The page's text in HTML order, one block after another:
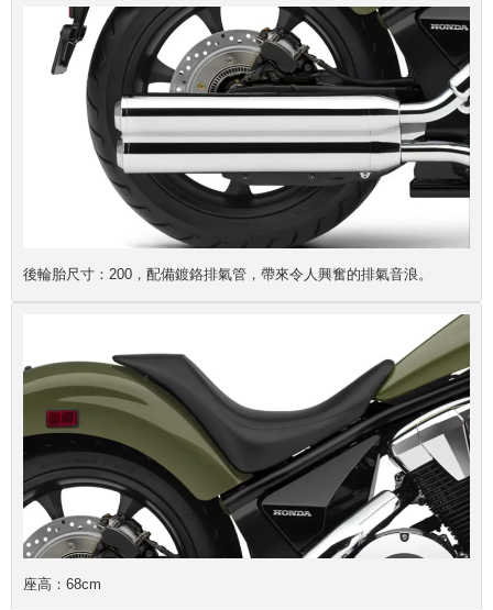
後輪胎尺寸：200，配備鍍鉻排氣管，帶來令人興奮的排氣音浪。
座高：68cm